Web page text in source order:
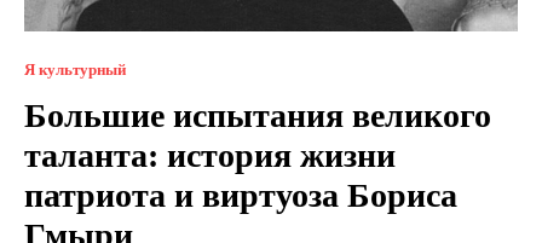
Я культурный
Большие испытания великого
таланта: история жизни
патриота и виртуоза Бориса
Гмыри